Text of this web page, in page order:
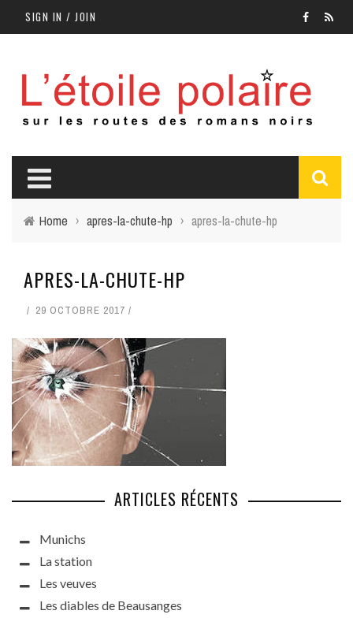
SIGN IN / JOIN
Home › apres-la-chute-hp › apres-la-chute-hp
APRES-LA-CHUTE-HP
29 OCTOBRE 2017
ARTICLES RÉCENTS
Munichs
La station
Les veuves
Les diables de Beausanges